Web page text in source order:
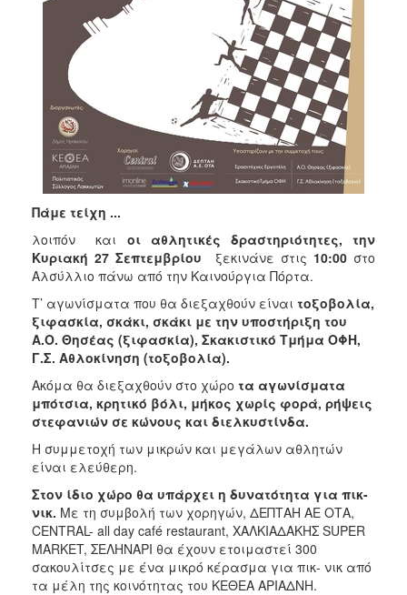
Πάμε τείχη ...
λοιπόν και οι αθλητικές δραστηριότητες, την
Κυριακή 27 Σεπτεμβρίου ξεκινάνε στις 10:00στο
Αλσύλλιο πάνω από την Καινούργια Πόρτα.
Τ’ αγωνίσματα που θα διεξαχθούν είναι τοξοβολία,
ξιφασκία, σκάκι, σκάκι με την υποστήριξη του
Α.Ο. Θησέας (ξιφασκία), Σκακιστικό Τμήμα ΟΦΗ,
Γ.Σ. Αθλοκίνηση (τοξοβολία).
Ακόμα θα διεξαχθούν στο χώρο τα αγωνίσματα
μπότσια, κρητικό βόλι, μήκος χωρίς φορά, ρήψεις
στεφανιών σε κώνους και διελκυστίνδα.
Η συμμετοχή των μικρών και μεγάλων αθλητών
είναι ελεύθερη.
Στον ίδιο χώρο θα υπάρχει η δυνατότητα για πικ-
νικ. Με τη συμβολή των χορηγών, ΔΕΠΤΑΗ ΑΕ ΟΤΑ,
CENTRAL- all day café restaurant, ΧΑΛΚΙΑΔΑΚΗΣ SUPER
MARKET, ΣΕΛΗΝΑΡΙ θα έχουν ετοιμαστεί 300
σακουλίτσες με ένα μικρό κέρασμα για πικ- νικ από
τα μέλη της κοινότητας του ΚΕΘΕΑ ΑΡΙΑΔΝΗ.